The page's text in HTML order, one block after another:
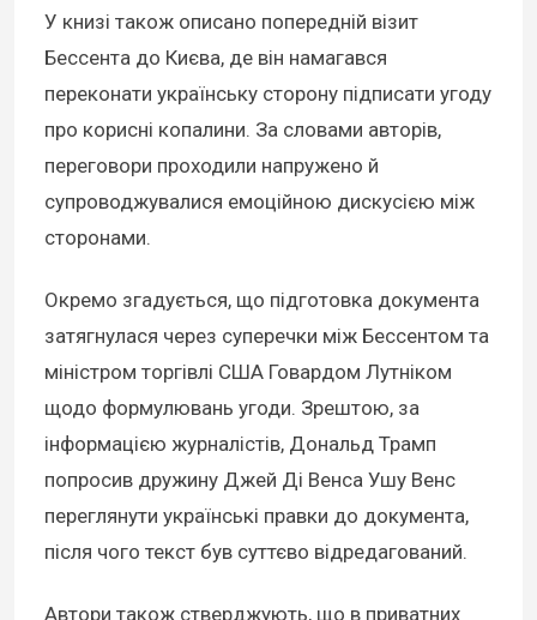
У книзі також описано попередній візит
Бессента до Києва, де він намагався
переконати українську сторону підписати угоду
про корисні копалини. За словами авторів,
переговори проходили напружено й
супроводжувалися емоційною дискусією між
сторонами.
Окремо згадується, що підготовка документа
затягнулася через суперечки між Бессентом та
міністром торгівлі США Говардом Лутніком
щодо формулювань угоди. Зрештою, за
інформацією журналістів, Дональд Трамп
попросив дружину Джей Ді Венса Ушу Венс
переглянути українські правки до документа,
після чого текст був суттєво відредагований.
Автори також стверджують, що в приватних